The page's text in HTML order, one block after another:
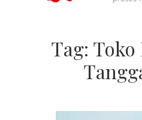
Tag: Toko